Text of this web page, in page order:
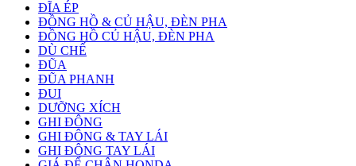
ĐĨA ÉP
ĐỒNG HỒ & CỦ HẬU, ĐÈN PHA
ĐỒNG HỒ CỦ HẬU, ĐÈN PHA
DÙ CHẾ
ĐŨA
ĐŨA PHANH
ĐUI
DƯỠNG XÍCH
GHI ĐÔNG
GHI ĐÔNG & TAY LÁI
GHI ĐÔNG TAY LÁI